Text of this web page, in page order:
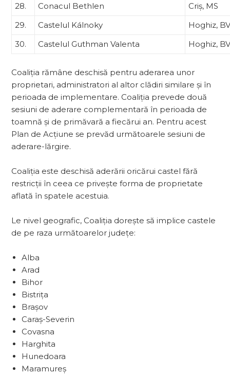
28.
Conacul Bethlen
Criș, MS
29.
Castelul Kálnoky
Hoghiz,
30.
Castelul Guthman Valenta Hoghiz,
Coaliția rămâne deschisă pentru aderarea unor
proprietari, administratori al altor clădiri similare și în
perioada de implementare. Coaliția prevede două
sesiuni de aderare complementară în perioada de
toamnă și de primăvară a fiecărui an. Pentru acest
Plan de Acțiune se prevăd următoarele sesiuni de
aderare-lărgire.
Coaliția este deschisă aderării oricărui castel fără
restricții în ceea ce privește forma de proprietate
aflată în spatele acestuia.
Le nivel geografic, Coaliția dorește să implice castele
de pe raza următoarelor județe:
Alba
Arad
Bihor
Bistrița
Brașov
Caraș-Severin
Covasna
Harghita
Hunedoara
Maramureș